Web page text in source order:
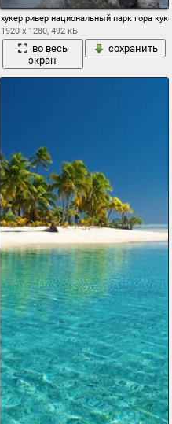
хукер ривер национальный парк гора
1920 x 1280, 492 кБ
во весь
экран
сохранить